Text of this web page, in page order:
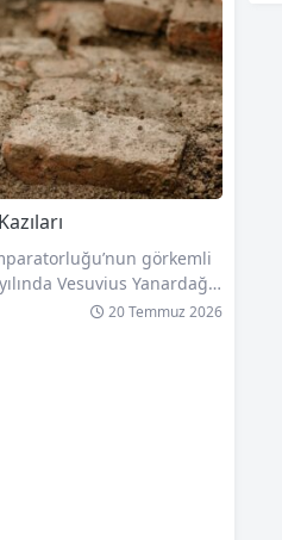
makalede, Eski Roma kent
ve estetik değeri hakkı
Eski Roma kentl
görkemli
Vesuvius Yanardağ
oldu. Bu felaket, Pompeii’nin
20 Temmuz 2026